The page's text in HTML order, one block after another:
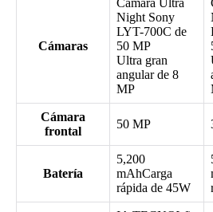
Cámaras
Cámara Ultra
Night Sony
LYT-700C de
50 MP
Ultra gran
angular de 8
MP
Cámara
frontal
50 MP
Batería
5,200
mAhCarga
rápida de 45W